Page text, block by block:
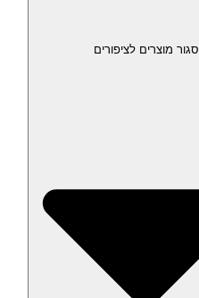
סגור מוצרים לציפורים